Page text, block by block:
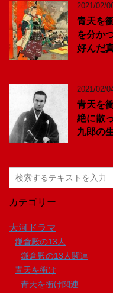
2021/02/
青天を
を分か
好んだ
2021/02/
青天を
絶に散
九郎の
カテゴリー
大河ドラマ
鎌倉殿の13人
鎌倉殿の13人関連
青天を衝け
青天を衝け関連